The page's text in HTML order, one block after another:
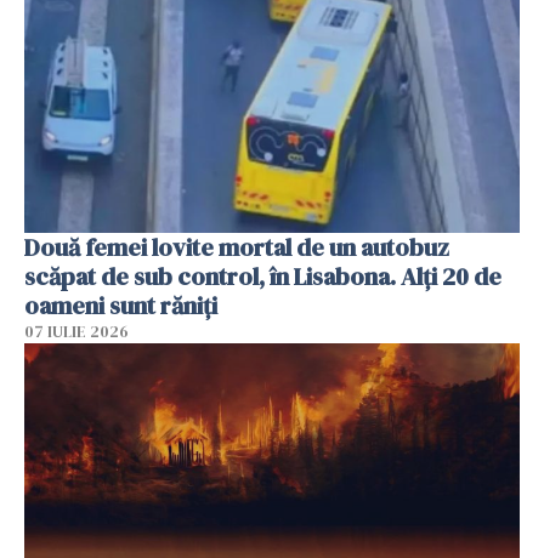
Două femei lovite mortal de un autobuz
scăpat de sub control, în Lisabona. Alți 20 de
oameni sunt răniți
07 IULIE 2026